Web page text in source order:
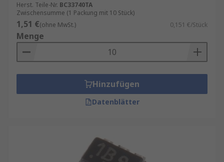
Herst. Teile-Nr. BC33740TA
Zwischensumme (1 Packung mit 10 Stück)
1,51 €(ohne MwSt.) 0,151 €/Stück
Menge
Hinzufügen
Datenblätter